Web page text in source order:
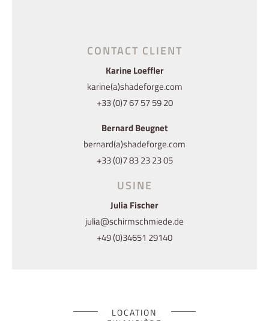
CONTACT CLIENT
Karine Loeffler
karine(a)shadeforge.com
+33 (0)7 67 57 59 20
Bernard Beugnet
bernard(a)shadeforge.com
+33 (0)7 83 23 23 05
USINE
Julia Fischer
julia@schirmschmiede.de
+49 (0)34651 29140
LOCATION